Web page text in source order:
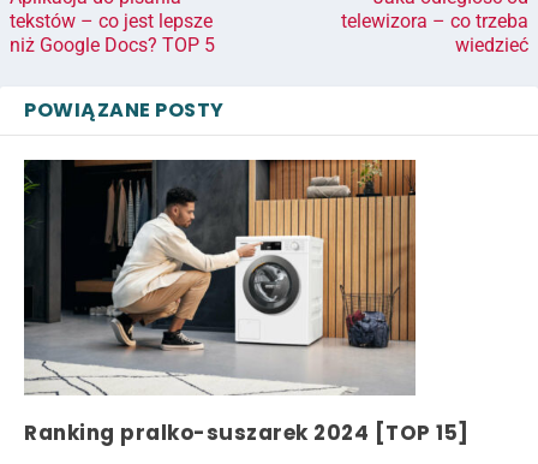
tekstów – co jest lepsze
niż Google Docs? TOP 5
telewizora – co trzeba
wiedzieć
POWIĄZANE POSTY
Ranking pralko-suszarek 2024 [TOP 15]